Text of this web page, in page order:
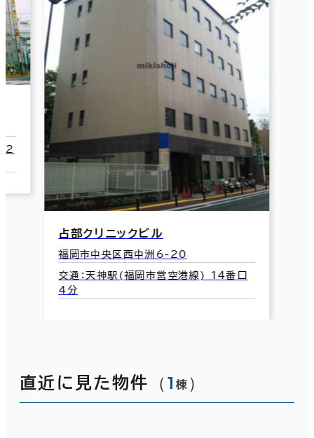
2
占部クリニックビル
福岡市中央区西中洲6-20
交通：天神駅(福岡市営空港線) 14番口
4分
直近に見た物件 （1 棟 ）